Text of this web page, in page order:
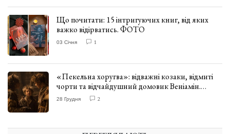
Що почитати: 15 інтригуючих книг, від яких
важко відірватись. ФОТО
03 Січня 1
«Пекельна хоругва»: відважні козаки, відмиті
чорти та відчайдушний домовик Веніамін.
ВІДГУК
28 Грудня 2